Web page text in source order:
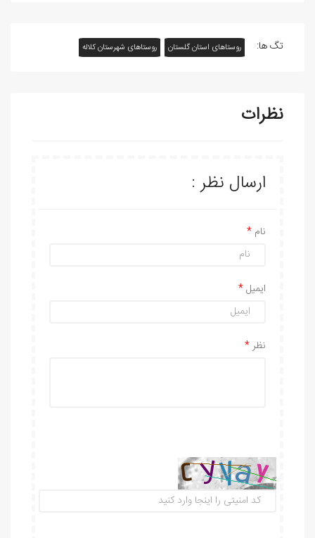
تگ ها: روستاهای استان گلستان روستاهای شهرستان کلاله
نظرات
ارسال نظر :
نام
ایمیل
نظر